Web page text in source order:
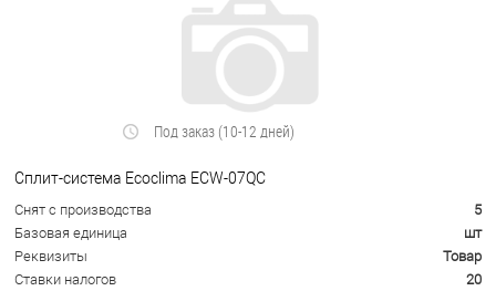
Под заказ (10-12 дней)
Сплит-система Ecoclima ECW-07QC
Снят с производства
5
Базовая единица
шт
Реквизиты
Товар
Ставки налогов
20